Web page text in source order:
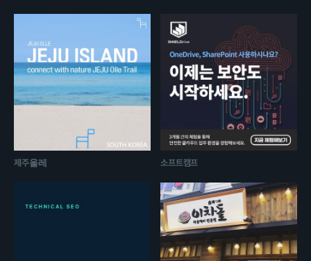
제주올레 소프트캠프